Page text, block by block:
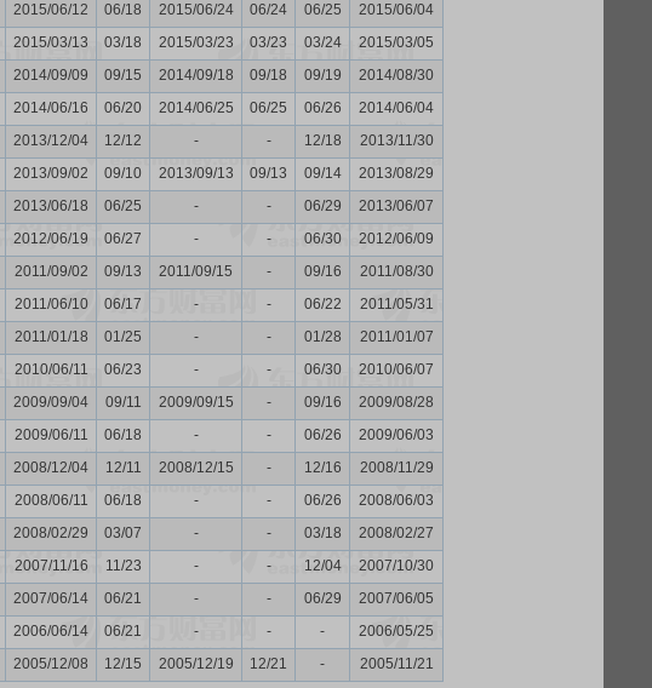
2015/06/12 06/18 2015/06/24 06/24 06/25
2015/06/04
2015/03/13 03/18 2015/03/23 03/23 03/24
2015/03/05
2014/09/09 09/15 2014/09/18 09/18 09/19
2014/08/30
2014/06/16 06/20 2014/06/25 06/25 06/26
2014/06/04
2013/12/04 12/12 - - 12/18
2013/11/30
2013/09/02 09/10 2013/09/13 09/13 09/14
2013/08/29
2013/06/18 06/25 - - 06/29
2013/06/07
2012/06/19 06/27 - - 06/30
2012/06/09
2011/09/02 09/13 2011/09/15 - 09/16
2011/08/30
2011/06/10 06/17 - - 06/22
2011/05/31
2011/01/18 01/25 - - 01/28
2011/01/07
2010/06/11 06/23 - - 06/30
2010/06/07
2009/09/04 09/11 2009/09/15 - 09/16
2009/08/28
2009/06/11 06/18 - - 06/26
2009/06/03
2008/12/04 12/11 2008/12/15 - 12/16
2008/11/29
2008/06/11 06/18 - - 06/26
2008/06/03
2008/02/29 03/07 - - 03/18
2008/02/27
2007/11/16 11/23 - - 12/04
2007/10/30
2007/06/14 06/21 - - 06/29
2007/06/05
2006/06/14 06/21 - - -
2006/05/25
2005/12/08 12/15 2005/12/19 12/21 - 2005/11/21